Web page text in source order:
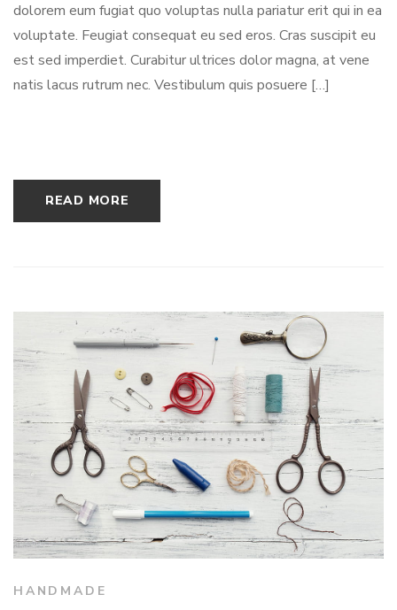
dolorem eum fugiat quo voluptas nulla pariatur erit qui in ea
voluptate. Feugiat consequat eu sed eros. Cras suscipit eu
est sed imperdiet. Curabitur ultrices dolor magna, at vene
natis lacus rutrum nec. Vestibulum quis posuere […]
READ MORE
HANDMADE